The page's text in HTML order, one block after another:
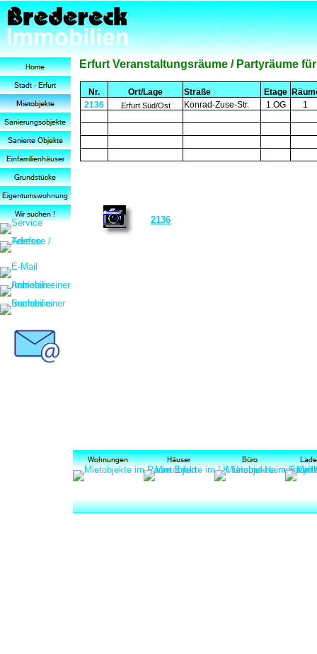
Erfurt Veranstaltungsräume / Partyräume
2136
Nr. Ort/Lage Straße Etage
2136
Erfurt Süd/Ost Konrad-Zuse-Str. 1.OG 1